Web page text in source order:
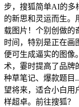
步，搜狐简单AI的多
的新思和灵运而生。
载图片！个别创做的
时间，特别是正在画
便可生成逼实的图像
术，霎时提高了品牌
种草笔记、爆款题目
望将来，适合小白用
样超卓。前往搜狐？